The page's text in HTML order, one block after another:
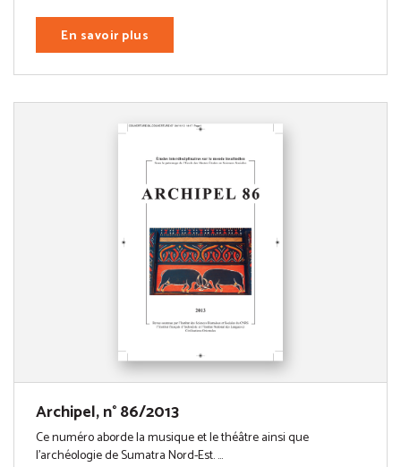
En savoir plus
Archipel, n° 86/2013
Ce numéro aborde la musique et le théâtre ainsi que
l’archéologie de Sumatra Nord-Est. ...